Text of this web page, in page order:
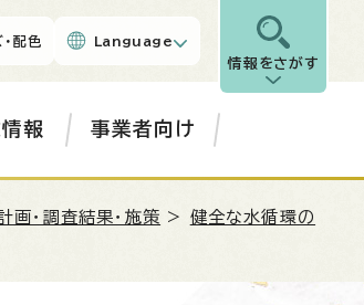
配色 Language
情報をさがす
報 事業者向け
画・調査結果・施策 > 健全な水循環の